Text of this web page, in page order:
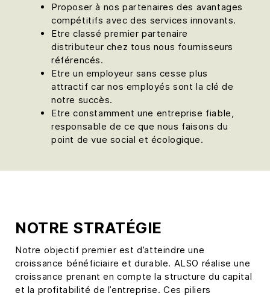
Proposer à nos partenaires des avantages
compétitifs avec des services innovants.
Etre classé premier partenaire
distributeur chez tous nous fournisseurs
référencés.
Etre un employeur sans cesse plus
attractif car nos employés sont la clé de
notre succès.
Etre constamment une entreprise fiable,
responsable de ce que nous faisons du
point de vue social et écologique.
NOTRE STRATÉGIE
Notre objectif premier est d’atteindre une
croissance bénéficiaire et durable. ALSO réalise une
croissance prenant en compte la structure du capital
et la profitabilité de l’entreprise. Ces piliers